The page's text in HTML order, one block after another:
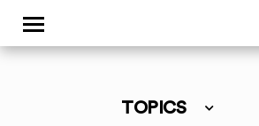
TOPICS